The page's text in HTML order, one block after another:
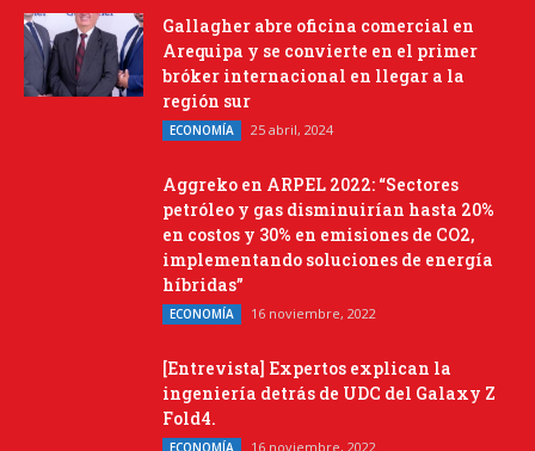
Gallagher abre oficina comercial en
Arequipa y se convierte en el primer
bróker internacional en llegar a la
región sur
ECONOMÍA 25 abril, 2024
Aggreko en ARPEL 2022: “Sectores
petróleo y gas disminuirían hasta 20%
en costos y 30% en emisiones de CO2,
implementando soluciones de energía
híbridas”
ECONOMÍA 16 noviembre, 2022
[Entrevista] Expertos explican la
ingeniería detrás de UDC del Galaxy Z
Fold4.
ECONOMÍA 16 noviembre, 2022